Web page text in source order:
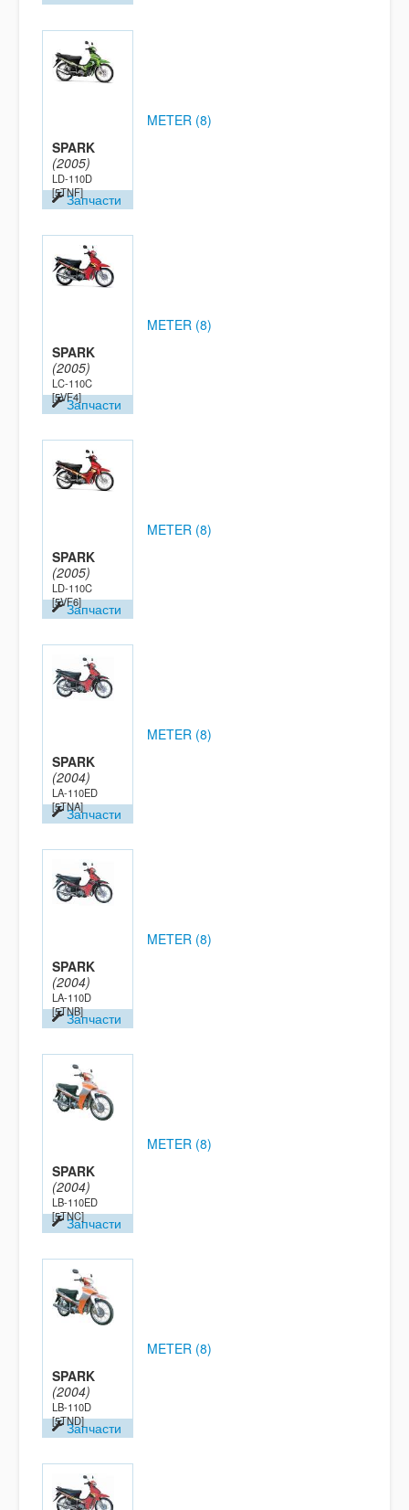
SPARK
(2005)
LD-110D
[5TNF]Запчасти
METER (8)
SPARK
(2005)
LC-110C
[5VF4]Запчасти
METER (8)
SPARK
(2005)
LD-110C
[5VF6]Запчасти
METER (8)
SPARK
(2004)
LA-110ED
[5TNA]Запчасти
METER (8)
SPARK
(2004)
LA-110D
[5TNB]Запчасти
METER (8)
SPARK
(2004)
LB-110ED
[5TNC]Запчасти
METER (8)
SPARK
(2004)
LB-110D
[5TND]Запчасти
METER (8)